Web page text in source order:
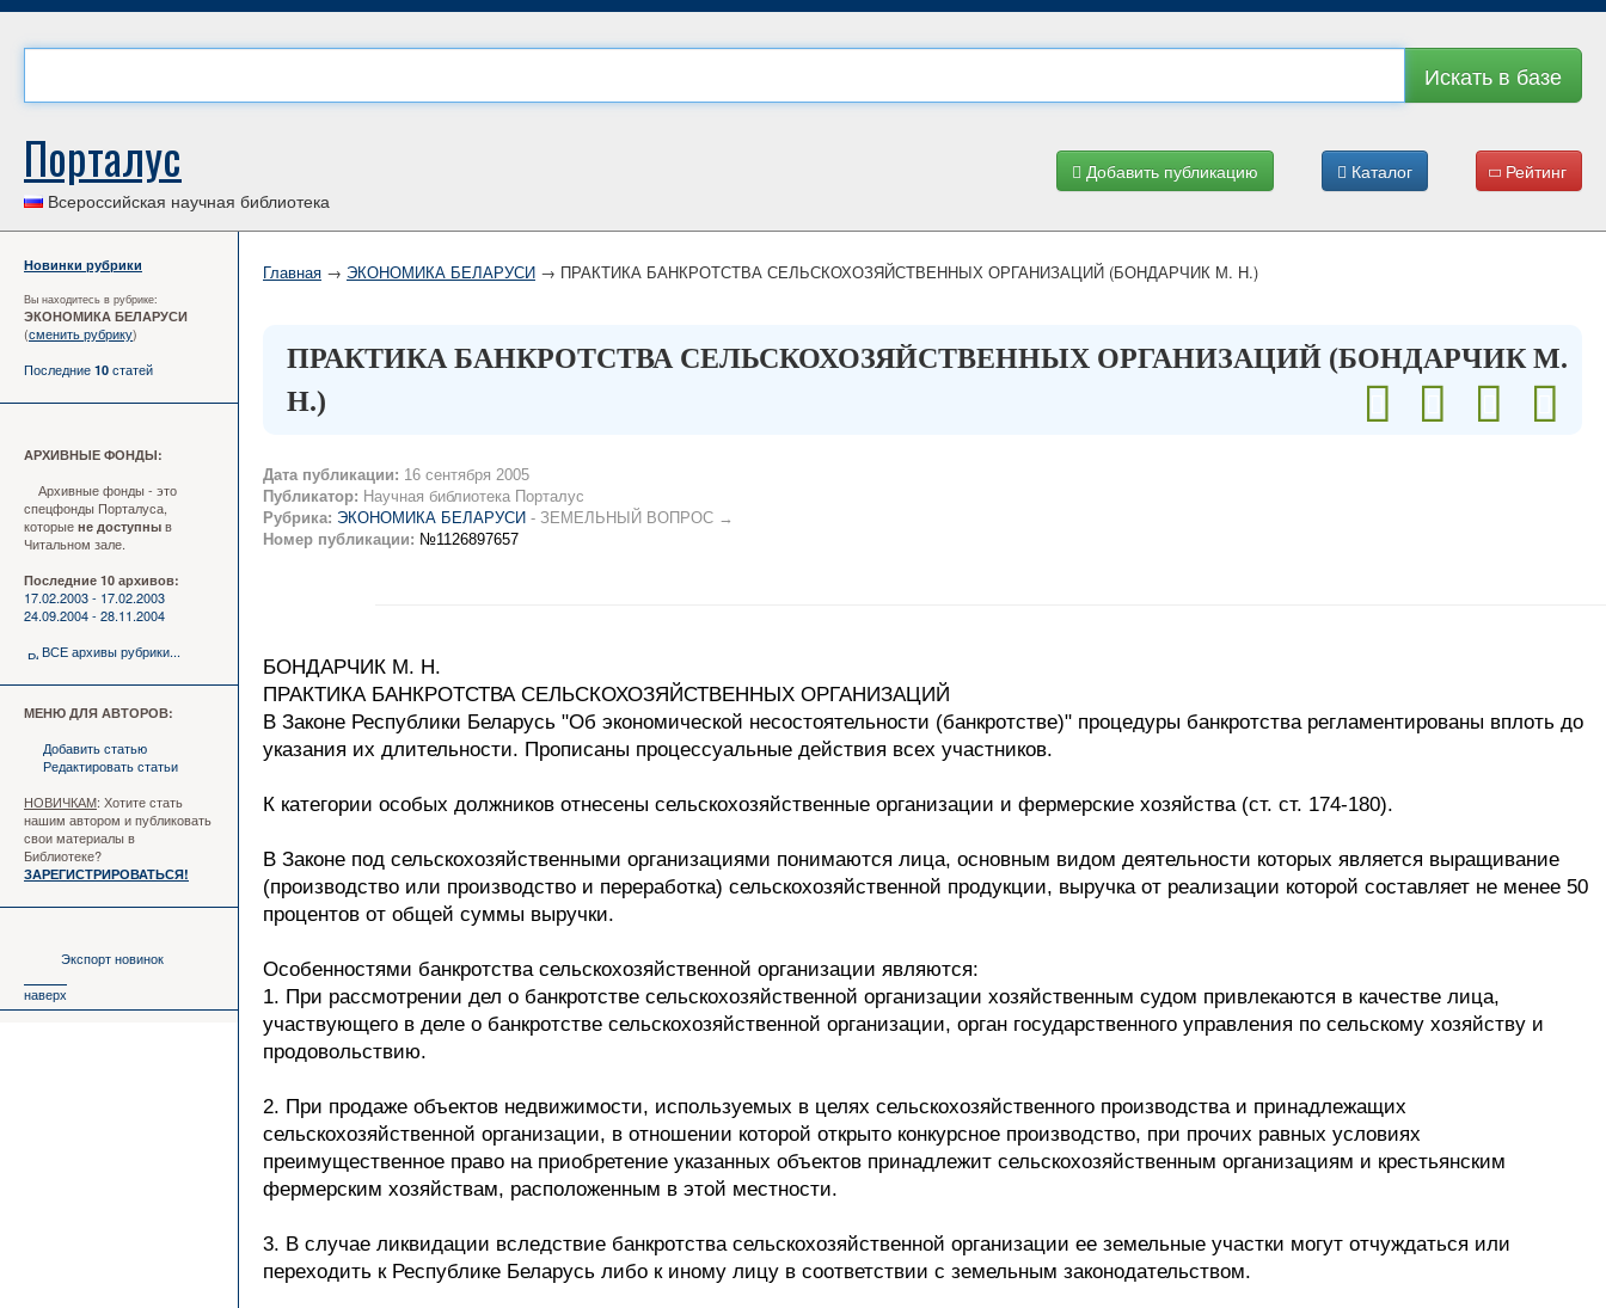
Искать в базе
Рейтинг
Каталог
Добавить публикацию
Порталус
Всероссийская научная библиотека
Новинки рубрики
Вы находитесь в рубрике:
ЭКОНОМИКА БЕЛАРУСИ
(сменить рубрику)
Последние 10 статей
АРХИВНЫЕ ФОНДЫ:
Архивные фонды - это
спецфонды Порталуса,
которые не доступны в
Читальном зале.
Последние 10 архивов:
17.02.2003 - 17.02.2003
24.09.2004 - 28.11.2004
ВСЕ архивы рубрики...
МЕНЮ ДЛЯ АВТОРОВ:
Добавить статью
Редактировать статьи
НОВИЧКАМ: Хотите стать
нашим автором и публиковать
свои материалы в
Библиотеке?
ЗАРЕГИСТРИРОВАТЬСЯ!
Экспорт новинок
наверх
Главная → ЭКОНОМИКА БЕЛАРУСИ → ПРАКТИКА БАНКРОТСТВА СЕЛЬСКОХОЗЯЙСТВЕННЫХ ОРГАНИЗАЦИЙ (БОНДАРЧИК М. Н.)
ПРАКТИКА БАНКРОТСТВА СЕЛЬСКОХОЗЯЙСТВЕННЫХ ОРГАНИЗАЦИЙ (БОНДАРЧИК М.
Н.)
Дата публикации: 16 сентября 2005
Публикатор: Научная библиотека Порталус
Рубрика: ЭКОНОМИКА БЕЛАРУСИ - ЗЕМЕЛЬНЫЙ ВОПРОС →
Номер публикации: №1126897657
БОНДАРЧИК М. Н.
ПРАКТИКА БАНКРОТСТВА СЕЛЬСКОХОЗЯЙСТВЕННЫХ ОРГАНИЗАЦИЙ
В Законе Республики Беларусь "Об экономической несостоятельности (банкротстве)" процедуры банкротства регламентированы вплоть до
указания их длительности. Прописаны процессуальные действия всех участников.
К категории особых должников отнесены сельскохозяйственные организации и фермерские хозяйства (ст. ст. 174-180).
В Законе под сельскохозяйственными организациями понимаются лица, основным видом деятельности которых является выращивание
(производство или производство и переработка) сельскохозяйственной продукции, выручка от реализации которой составляет не менее 50
процентов от общей суммы выручки.
Особенностями банкротства сельскохозяйственной организации являются:
1. При рассмотрении дел о банкротстве сельскохозяйственной организации хозяйственным судом привлекаются в качестве лица,
участвующего в деле о банкротстве сельскохозяйственной организации, орган государственного управления по сельскому хозяйству и
продовольствию.
2. При продаже объектов недвижимости, используемых в целях сельскохозяйственного производства и принадлежащих
сельскохозяйственной организации, в отношении которой открыто конкурсное производство, при прочих равных условиях
преимущественное право на приобретение указанных объектов принадлежит сельскохозяйственным организациям и крестьянским
фермерским хозяйствам, расположенным в этой местности.
3. В случае ликвидации вследствие банкротства сельскохозяйственной организации ее земельные участки могут отчуждаться или
переходить к Республике Беларусь либо к иному лицу в соответствии с земельным законодательством.